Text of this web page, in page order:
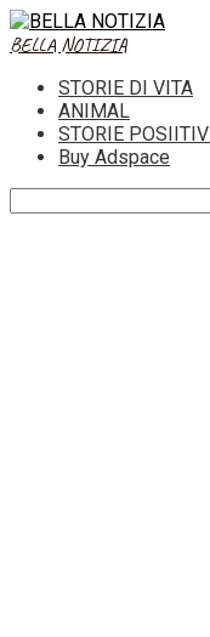
Skip
to
BELLA NOTIZIA
STORIE DI VITA
ANIMAL
STORIE
Buy Adspace